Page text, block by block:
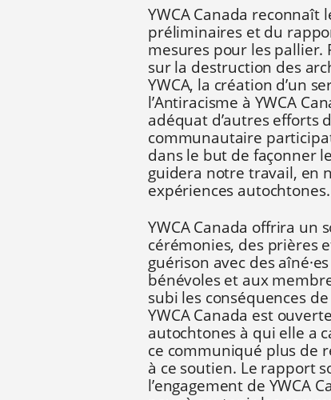
YWCA Canada reconnaît
préliminaires et du
mesures pour les pallier.
sur la destruction des
YWCA, la création d’un
l’Antiracisme à YWCA
adéquat d’autres efforts
communautaire
dans le but de façonner
guidera notre travail, en
expériences autochtones.
YWCA Canada offrira un
cérémonies, des prières
guérison avec des
bénévoles et aux
subi les conséquences
YWCA Canada est
autochtones à qui elle a
ce communiqué plus de
à ce soutien. Le rapport
l’engagement de YWCA